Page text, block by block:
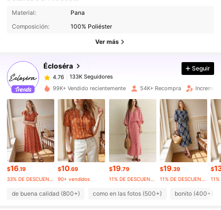
Material:
Pana
Composición:
100% Poliéster
Ver más
Écloséra
133K Seguidores
133K Seguidores
a***n pagóHace 4 horas
4.76 133K Seguidores
4.76 133K Seguidores
4.76 133K Seguidores
4.76 133K Seguidores
Seguir
99K+ Vendido recientemente 54K+ Recompra
$16.19
33% DE DESCUENTO
$10.69
90+ vendidos
$19.79
11% DE DESCUENTO
$19.39
11% DE DESCUENTO
$
de buena calidad (800+) como en las fotos (500+) bonito (400+)